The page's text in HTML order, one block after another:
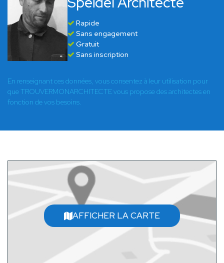
Rapide
Sans engagement
Gratuit
Sans inscription
En renseignant ces données, vous consentez à leur utilisation pour
que TROUVERMONARCHITECTE vous propose des architectes en
fonction de vos besoins.
AFFICHER LA CARTE